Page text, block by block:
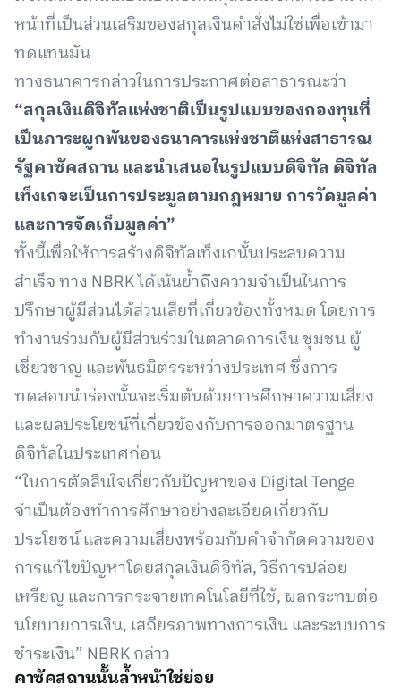
หน้าที่เป็นส่วนเสริมของสกุลเงินคำสั่งไม่ใช่เพื่อเข้ามา
ทดแทนมัน
ทางธนาคารกล่าวในการประกาศต่อสาธารณะว่า
“สกุลเงินดิจิทัลแห่งชาติเป็นรูปแบบของกองทุนที่
เป็นภาระผูกพันของธนาคารแห่งชาติแห่งสาธารณ
รัฐคาซัคสถาน และนำเสนอในรูปแบบดิจิทัล ดิจิทัล
เท็งเกจะเป็นการประมูลตามกฎหมาย การวัดมูลค่า
และการจัดเก็บมูลค่า”
ทั้งนี้เพื่อให้การสร้างดิจิทัลเท็งเกนั้นประสบความ
สำเร็จ ทาง NBRK ได้เน้นย้ำถึงความจำเป็นในการ
ปรึกษาผู้มีส่วนได้ส่วนเสียที่เกี่ยวข้องทั้งหมด โดยการ
ทำงานร่วมกับผู้มีส่วนร่วมในตลาดการเงิน ชุมชน ผู้
เชี่ยวชาญ และพันธมิตรระหว่างประเทศ ซึ่งการ
ทดสอบนำร่องนั้นจะเริ่มต้นด้วยการศึกษาความเสี่ยง
และผลประโยชน์ที่เกี่ยวข้องกับการออกมาตรฐาน
ดิจิทัลในประเทศก่อน
“ในการตัดสินใจเกี่ยวกับปัญหาของ Digital Tenge
จำเป็นต้องทำการศึกษาอย่างละเอียดเกี่ยวกับ
ประโยชน์ และความเสี่ยงพร้อมกับคำจำกัดความของ
การแก้ไขปัญหาโดยสกุลเงินดิจิทัล, วิธีการปล่อย
เหรียญ และการกระจายเทคโนโลยีที่ใช้, ผลกระทบต่อ
นโยบายการเงิน, เสถียรภาพทางการเงิน และระบบการ
ชำระเงิน” NBRK กล่าว
คาซัคสถานนั้นล้ำหน้าใช่ย่อย